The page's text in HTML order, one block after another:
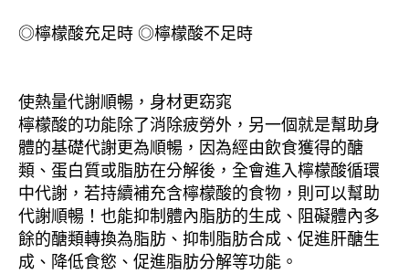
◎檸檬酸充足時 ◎檸檬酸不足時
使熱量代謝順暢，身材更窈窕
檸檬酸的功能除了消除疲勞外，另一個就是幫助身
體的基礎代謝更為順暢，因為經由飲食獲得的醣
類、蛋白質或脂肪在分解後，全會進入檸檬酸循環
中代謝，若持續補充含檸檬酸的食物，則可以幫助
代謝順暢！也能抑制體內脂肪的生成、阻礙體內多
餘的醣類轉換為脂肪、抑制脂肪合成、促進肝醣生
成、降低食慾、促進脂肪分解等功能。